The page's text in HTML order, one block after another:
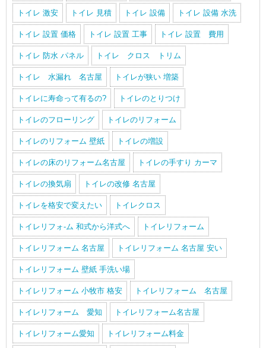
トイレ 激安 トイレ 見積 トイレ 設備 トイレ 設備 水洗
トイレ 設置 価格 トイレ 設置 工事 トイレ 設置 費用
トイレ 防水 パネル トイレ クロス トリム
トイレ 水漏れ 名古屋 トイレが狭い 増築
トイレに寿命って有るの? トイレのとりつけ
トイレのフローリング トイレのリフォーム
トイレのリフォーム 壁紙 トイレの増設
トイレの床のリフォーム名古屋 トイレの手すり カーマ
トイレの換気扇 トイレの改修 名古屋
トイレを格安で変えたい トイレクロス
トイレリフォ-ム 和式から洋式へ トイレリフォーム
トイレリフォーム 名古屋 トイレリフォーム 名古屋 安い
トイレリフォーム 壁紙 手洗い場
トイレリフォーム 小牧市 格安 トイレリフォーム 名古屋
トイレリフォーム 愛知 トイレリフォーム名古屋
トイレリフォーム愛知 トイレリフォーム料金